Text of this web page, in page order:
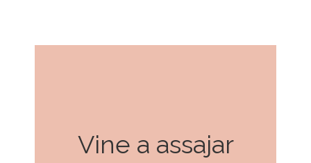
Vine a assajar